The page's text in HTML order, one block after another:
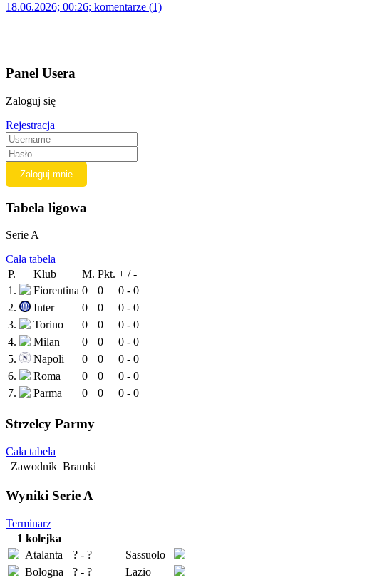
18.06.2026; 00:26; komentarze (1)
Panel Usera
Zaloguj się
Rejestracja
Tabela ligowa
Serie A
Cała tabela
P.
Klub M. Pkt. + / -
1.
Fiorentina 0 0
0 - 0
2.
Inter 0 0
0 - 0
3.
Torino 0 0
0 - 0
4.
Milan 0 0
0 - 0
5.
Napoli 0 0
0 - 0
6.
Roma 0 0
0 - 0
7.
Parma 0 0 0 - 0
Strzelcy Parmy
Cała tabela
Zawodnik Bramki
Wyniki Serie A
Terminarz
1 kolejka
Atalanta
? - ?
Sassuolo
Bologna
? - ?
Lazio